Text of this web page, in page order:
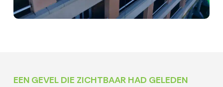
EEN GEVEL DIE ZICHTBAAR HAD GELEDEN